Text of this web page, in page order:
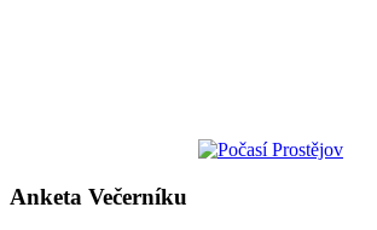
Anketa Večerníku